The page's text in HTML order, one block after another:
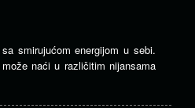
smirujućom energijom u sebi.
naći u različitim nijansama